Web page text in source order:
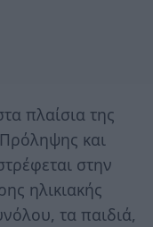
πλαίσια της
και
στην
ηλικιακής
τα παιδιά,